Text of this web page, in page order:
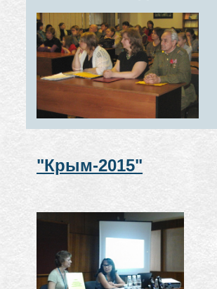
2015 года прошел
час "Какая
женские плечи легла",
посвященный 70-
Великой
1941–1945 годов
"Крым-2015"